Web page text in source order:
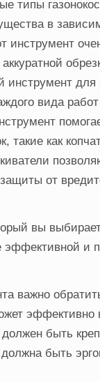
типы
в
инструмент
инструмент
вида
такие как
от
вы
эффективной и
важно
быть
быть